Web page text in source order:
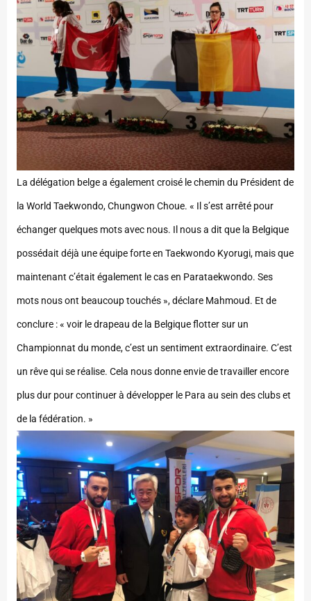
La délégation belge a également croisé le chemin du Président de
la World Taekwondo, Chungwon Choue. « Il s’est arrêté pour
échanger quelques mots avec nous. Il nous a dit que la Belgique
possédait déjà une équipe forte en Taekwondo Kyorugi, mais que
maintenant c’était également le cas en Parataekwondo. Ses
mots nous ont beaucoup touchés », déclare Mahmoud. Et de
conclure : « voir le drapeau de la Belgique flotter sur un
Championnat du monde, c’est un sentiment extraordinaire. C’est
un rêve qui se réalise. Cela nous donne envie de travailler encore
plus dur pour continuer à développer le Para au sein des clubs et
de la fédération. »